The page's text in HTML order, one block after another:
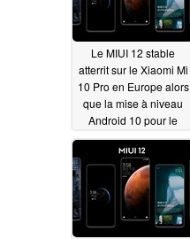
08/06/2020
Le MIUI 12 stable
atterrit sur le Xiaomi Mi
10 Pro en Europe alors
que la mise à niveau
Android 10 pour le
Redmi 8 et Redmi 8A
commence au niveau
mondial08/05/2020